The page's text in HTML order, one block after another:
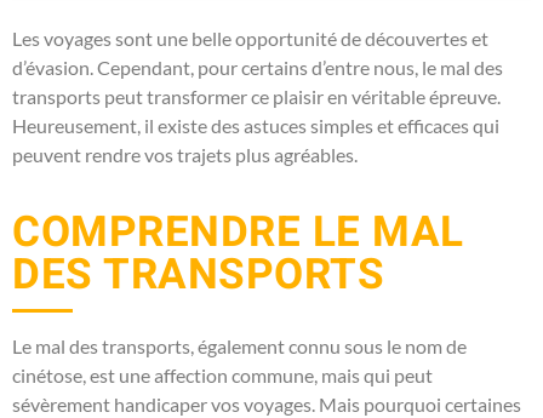
Les voyages sont une belle opportunité de découvertes et
d’évasion. Cependant, pour certains d’entre nous, le mal des
transports peut transformer ce plaisir en véritable épreuve.
Heureusement, il existe des astuces simples et efficaces qui
peuvent rendre vos trajets plus agréables.
COMPRENDRE LE MAL
DES TRANSPORTS
Le mal des transports, également connu sous le nom de
cinétose, est une affection commune, mais qui peut
sévèrement handicaper vos voyages. Mais pourquoi certaines